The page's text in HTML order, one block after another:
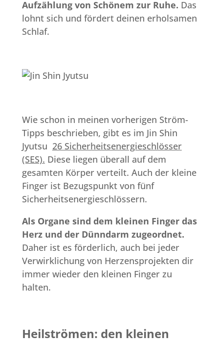
Aufzählung von Schönem zur Ruhe. Das
lohnt sich und fördert deinen erholsamen
Schlaf.
Wie schon in meinen vorherigen Ström-
Tipps beschrieben, gibt es im Jin Shin
Jyutsu 26 Sicherheitsenergieschlösser
(SES). Diese liegen überall auf dem
gesamten Körper verteilt. Auch der kleine
Finger ist Bezugspunkt von fünf
Sicherheitsenergieschlössern.
Als Organe sind dem kleinen Finger das
Herz und der Dünndarm zugeordnet.
Daher ist es förderlich, auch bei jeder
Verwirklichung von Herzensprojekten dir
immer wieder den kleinen Finger zu
halten.
Heilströmen: den kleinen